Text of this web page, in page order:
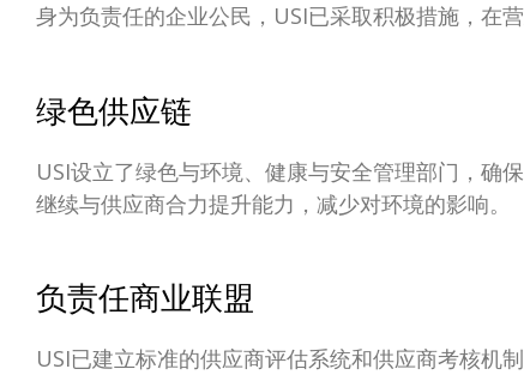
身为负责任的企业公民，USI已采取积极措施，在营
绿色供应链
USI设立了绿色与环境、健康与安全管理部门，确
继续与供应商合力提升能力，减少对环境的影响。
负责任商业联盟
USI已建立标准的供应商评估系统和供应商考核机